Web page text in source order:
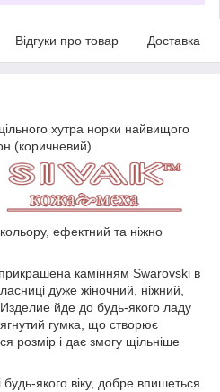
Відгуки про товар Доставка
хутра норки найвищого
(коричневий) .
ефектний та ніжно
камінням Swarovski в
дуже жіночний, ніжний,
йде до будь-якого ладу
гумка, що створює
розмір і дає змогу щільніше
будь-якого віку, добре впишеться